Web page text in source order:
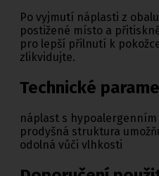
Po vyjmutí náplasti z
postižené místo a
pro lepší přilnutí k
zlikvidujte.
Technické
náplast s
prodyšná struktura
odolná vůči vlhkosti